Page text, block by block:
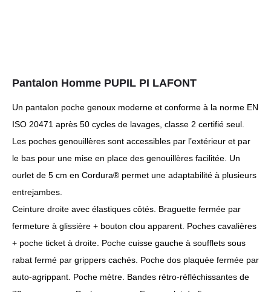
Pantalon Homme PUPIL PI LAFONT
Un pantalon poche genoux moderne et conforme à la norme EN
ISO 20471 après 50 cycles de lavages, classe 2 certifié seul.
Les poches genouillères sont accessibles par l’extérieur et par
le bas pour une mise en place des genouillères facilitée. Un
ourlet de 5 cm en Cordura® permet une adaptabilité à plusieurs
entrejambes.
Ceinture droite avec élastiques côtés. Braguette fermée par
fermeture à glissière + bouton clou apparent. Poches cavalières
+ poche ticket à droite. Poche cuisse gauche à soufflets sous
rabat fermé par grippers cachés. Poche dos plaquée fermée par
auto-agrippant. Poche mètre. Bandes rétro-réfléchissantes de